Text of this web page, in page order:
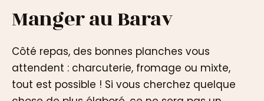
Manger au Barav
Côté repas, des bonnes planches vous
attendent : charcuterie, fromage ou mixte,
tout est possible ! Si vous cherchez quelque